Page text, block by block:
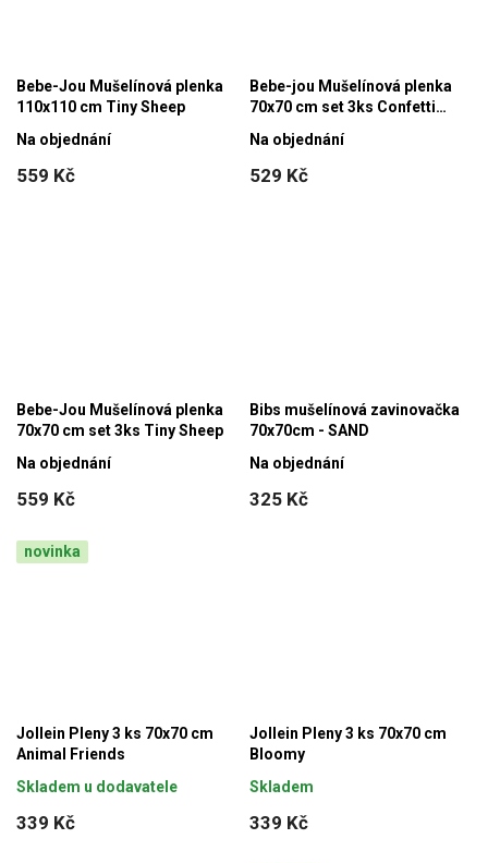
Bebe-Jou Mušelínová plenka
110x110 cm Tiny Sheep
559 Kč
Na objednání
Bebe-jou Mušelínová plenka
70x70 cm set 3ks Confetti
529 Kč
Na objednání
Bebe-Jou Mušelínová plenka
70x70 cm set 3ks Tiny Sheep
559 Kč
Na objednání
Bibs mušelínová zavinovačka
70x70cm - SAND
325 Kč
Na objednání
novinka
Jollein Pleny 3 ks 70x70 cm
Animal Friends
339 Kč
Skladem u dodavatele
Jollein Pleny 3 ks 70x70 cm
Bloomy
339 Kč
Skladem